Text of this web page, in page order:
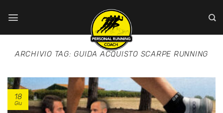
ARCHIVIO TAG: GUIDA ACQUISTO SCARPE RUNNING
18
Giu